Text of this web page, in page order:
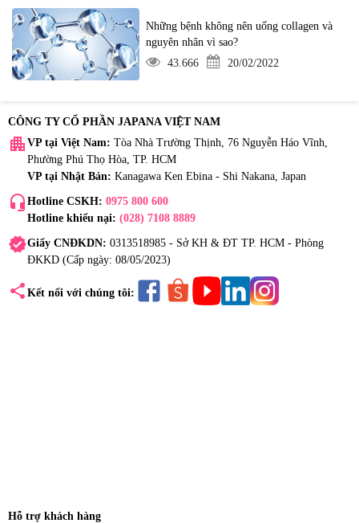
Những bệnh không nên uống collagen và
nguyên nhân vì sao?
43.666
20/02/2022
CÔNG TY CỔ PHẦN JAPANA VIỆT NAM
apartment VP tại Việt Nam: Tòa Nhà Trường Thịnh, 76 Nguyễn Háo Vĩnh,
Phường Phú Thọ Hòa, TP. HCM
VP tại Nhật Bản: Kanagawa Ken Ebina - Shi Nakana, Japan
headset_mic Hotline CSKH: 0975 800 600
Hotline khiếu nại: (028) 7108 8889
verifiedGiấy CNĐKDN: 0313518985 - Sở KH & ĐT TP. HCM - Phòng
ĐKKD (Cấp ngày: 08/05/2023)
share Kết nối với chúng tôi:
Hỗ trợ khách hàng